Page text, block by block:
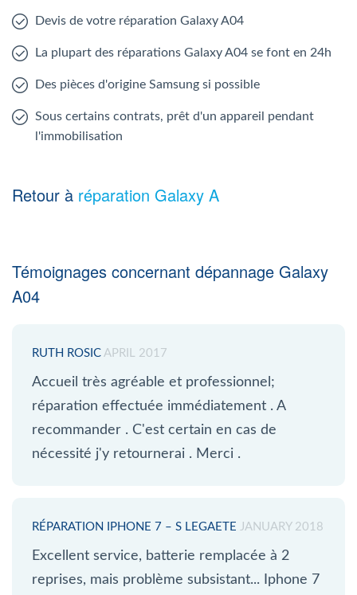
Devis de votre réparation Galaxy A04
La plupart des réparations Galaxy A04 se font en 24h
Des pièces d'origine Samsung si possible
Sous certains contrats, prêt d'un appareil pendant
l'immobilisation
Retour à réparation Galaxy A
Témoignages concernant dépannage Galaxy
A04
RUTH ROSIC APRIL 2017
Accueil très agréable et professionnel;
réparation effectuée immédiatement . A
recommander . C'est certain en cas de
nécessité j'y retournerai . Merci .
RÉPARATION IPHONE 7 – S LEGAETE JANUARY 2018
Excellent service, batterie remplacée à 2
reprises, mais problème subsistant... Iphone 7